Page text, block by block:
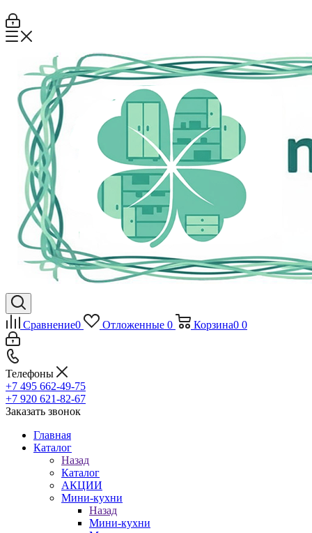
Сравнение0 Отложенные 0 Корзина0 0
Телефоны
+7 495 662-49-75
+7 920 621-82-67
Заказать звонок
Главная
Каталог
Назад
Каталог
АКЦИИ
Мини-кухни
Назад
Мини-кухни